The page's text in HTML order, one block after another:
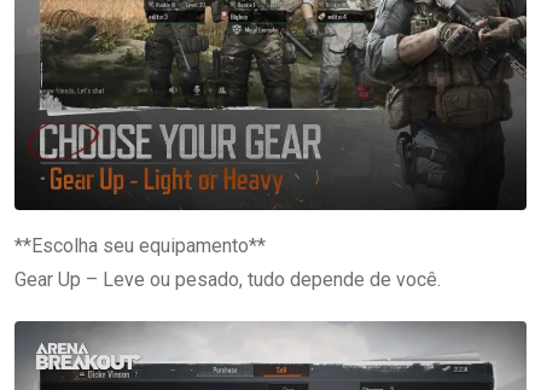
**Escolha seu equipamento**
Gear Up – Leve ou pesado, tudo depende de você.